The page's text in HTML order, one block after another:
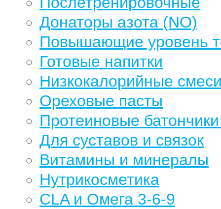
Донаторы азота (NO)
Повышающие уровень
Готовые напитки
Низкокалорийные
Ореховые пасты
Протеиновые
Для суставов и связок
Витамины и минералы
Нутрикосметика
CLA и Омега 3-6-9